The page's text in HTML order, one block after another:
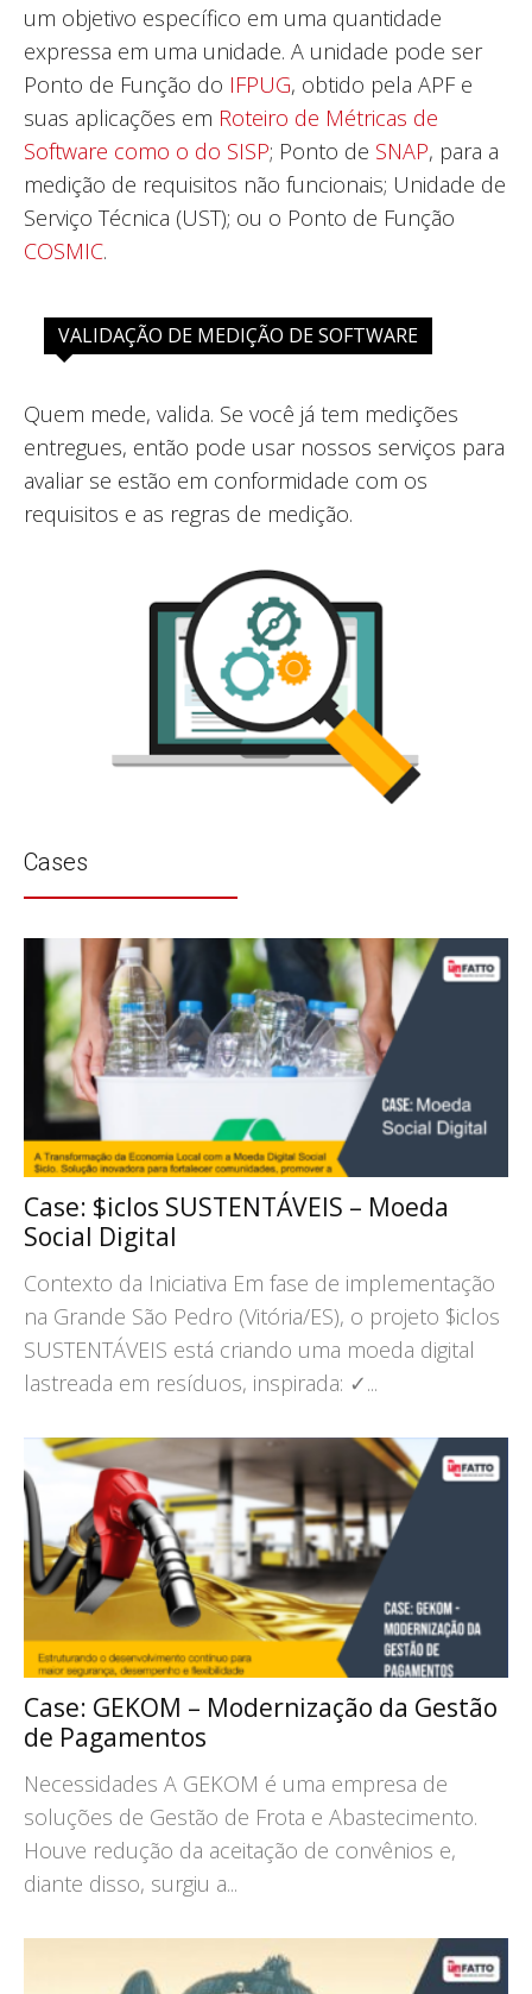
um objetivo específico em uma quantidade
expressa em uma unidade. A unidade pode ser
Ponto de Função do IFPUG, obtido pela APF e
suas aplicações em Roteiro de Métricas de
Software como o do SISP; Ponto de SNAP, para a
medição de requisitos não funcionais; Unidade de
Serviço Técnica (UST); ou o Ponto de Função
COSMIC.
VALIDAÇÃO DE MEDIÇÃO DE SOFTWARE
Quem mede, valida. Se você já tem medições
entregues, então pode usar nossos serviços para
avaliar se estão em conformidade com os
requisitos e as regras de medição.
Cases
Case: $iclos SUSTENTÁVEIS – Moeda
Social Digital
Contexto da Iniciativa Em fase de implementação
na Grande São Pedro (Vitória/ES), o projeto $iclos
SUSTENTÁVEIS está criando uma moeda digital
lastreada em resíduos, inspirada: ✓...
Case: GEKOM – Modernização da Gestão
de Pagamentos
Necessidades A GEKOM é uma empresa de
soluções de Gestão de Frota e Abastecimento.
Houve redução da aceitação de convênios e,
diante disso, surgiu a...